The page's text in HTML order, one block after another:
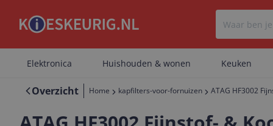
Elektronica Huishouden & wonen Keuken
Overzicht Home kapfilters-voor-fornuizen ATAG HF3002